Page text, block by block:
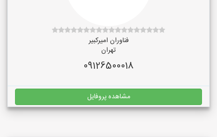
فناوران امیرکبیر
تهران
09126500018
مشاهده پروفایل